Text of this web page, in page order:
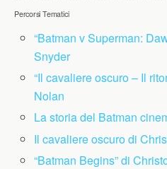
Percorsi Tematici
“Batman v Superman:
Snyder
“Il cavaliere oscuro – Il
Nolan
La storia del Batman
Il cavaliere oscuro di
“Batman Begins” di